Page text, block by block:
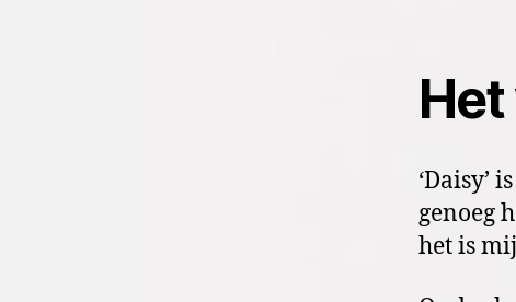
‘Daisy’
genoeg
het is